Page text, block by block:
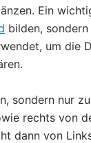
Ein
bilden, sondern
um die
sondern nur
rechts von
dann von